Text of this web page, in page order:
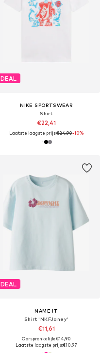
DEAL
NIKE SPORTSWEAR
Shirt
€22,41
Laatste laagste prijs:€24,90-10%
DEAL
NAME IT
Shirt 'NKFJaney'
€11,61
Oorspronkelijk: €14,90
Laatste laagste prijs:€10,97